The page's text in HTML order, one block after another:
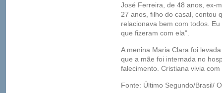
José Ferreira, de 48 anos, ex-
27 anos, filho do casal, contou
relacionava bem com todos.
que fizeram com ela”.
A menina Maria Clara foi
que a mãe foi internada no
falecimento. Cristiana vivia
Fonte: Último Segundo/Brasil/